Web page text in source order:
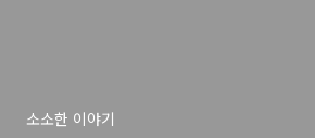
소소한 이야기